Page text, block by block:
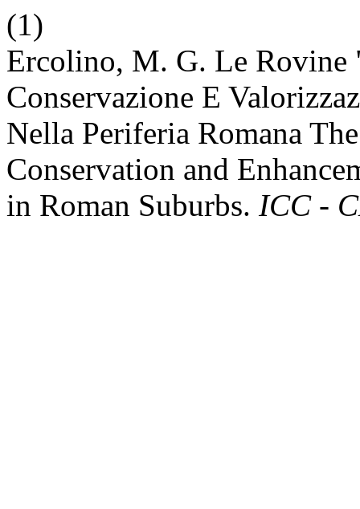
(1)
Ercolino, M. G. Le Rovine
Conservazione E
Nella Periferia Romana
Conservation and
in Roman Suburbs. ICC -